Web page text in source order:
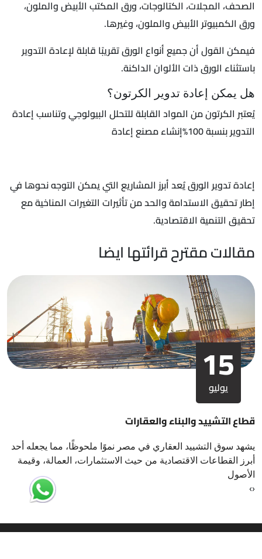
الصحف، المجلات، الكتالوجات، ورق المكتب الأبيض والملون،
ورق الكمبيوتر الأبيض والملون، وغيرها.
فيمكن القول أن جميع أنواع الورق تقريبًا قابلة لإعادة التدوير
باستثناء الورق ذات الألوان الداكنة.
هل يمكن إعادة تدوير الكرتون؟
يُعتبر الكرتون من المواد القابلة للتحلل البيولوجي وتناسب إعادة
التدوير بنسبة 100%إنشاء مصنع إعادة
إعادة تدوير الورق يُعد أبرز المشاريع التي يمكن التوجه نحوها في
إطار تحقيق الاستدامة والحد من تأثيرات التغيرات المناخية مع
تحقيق التنمية الاقتصادية.
مقالات مقترح قرائتها ايضا
15
يوليو
قطاع التشييد والبناء والعقارات
يشهد سوق التشييد العقاري في مصر نموًا ملحوظًا، مما يجعله أحد
أبرز القطاعات الاقتصادية من حيث الاستثمارات، العمالة، وقيمة
الأصول
‹
›